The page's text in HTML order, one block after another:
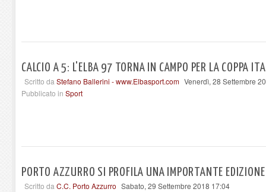
CALCIO A 5: L'ELBA 97 TORNA IN CAMPO PER LA COPPA
Scritto da Stefano Ballerini - www.Elbasport.com Venerdì, 28 Settembre
Pubblicato in Sport
PORTO AZZURRO SI PROFILA UNA IMPORTANTE
Scritto da C.C. Porto Azzurro Sabato, 29 Settembre 2018 17:04